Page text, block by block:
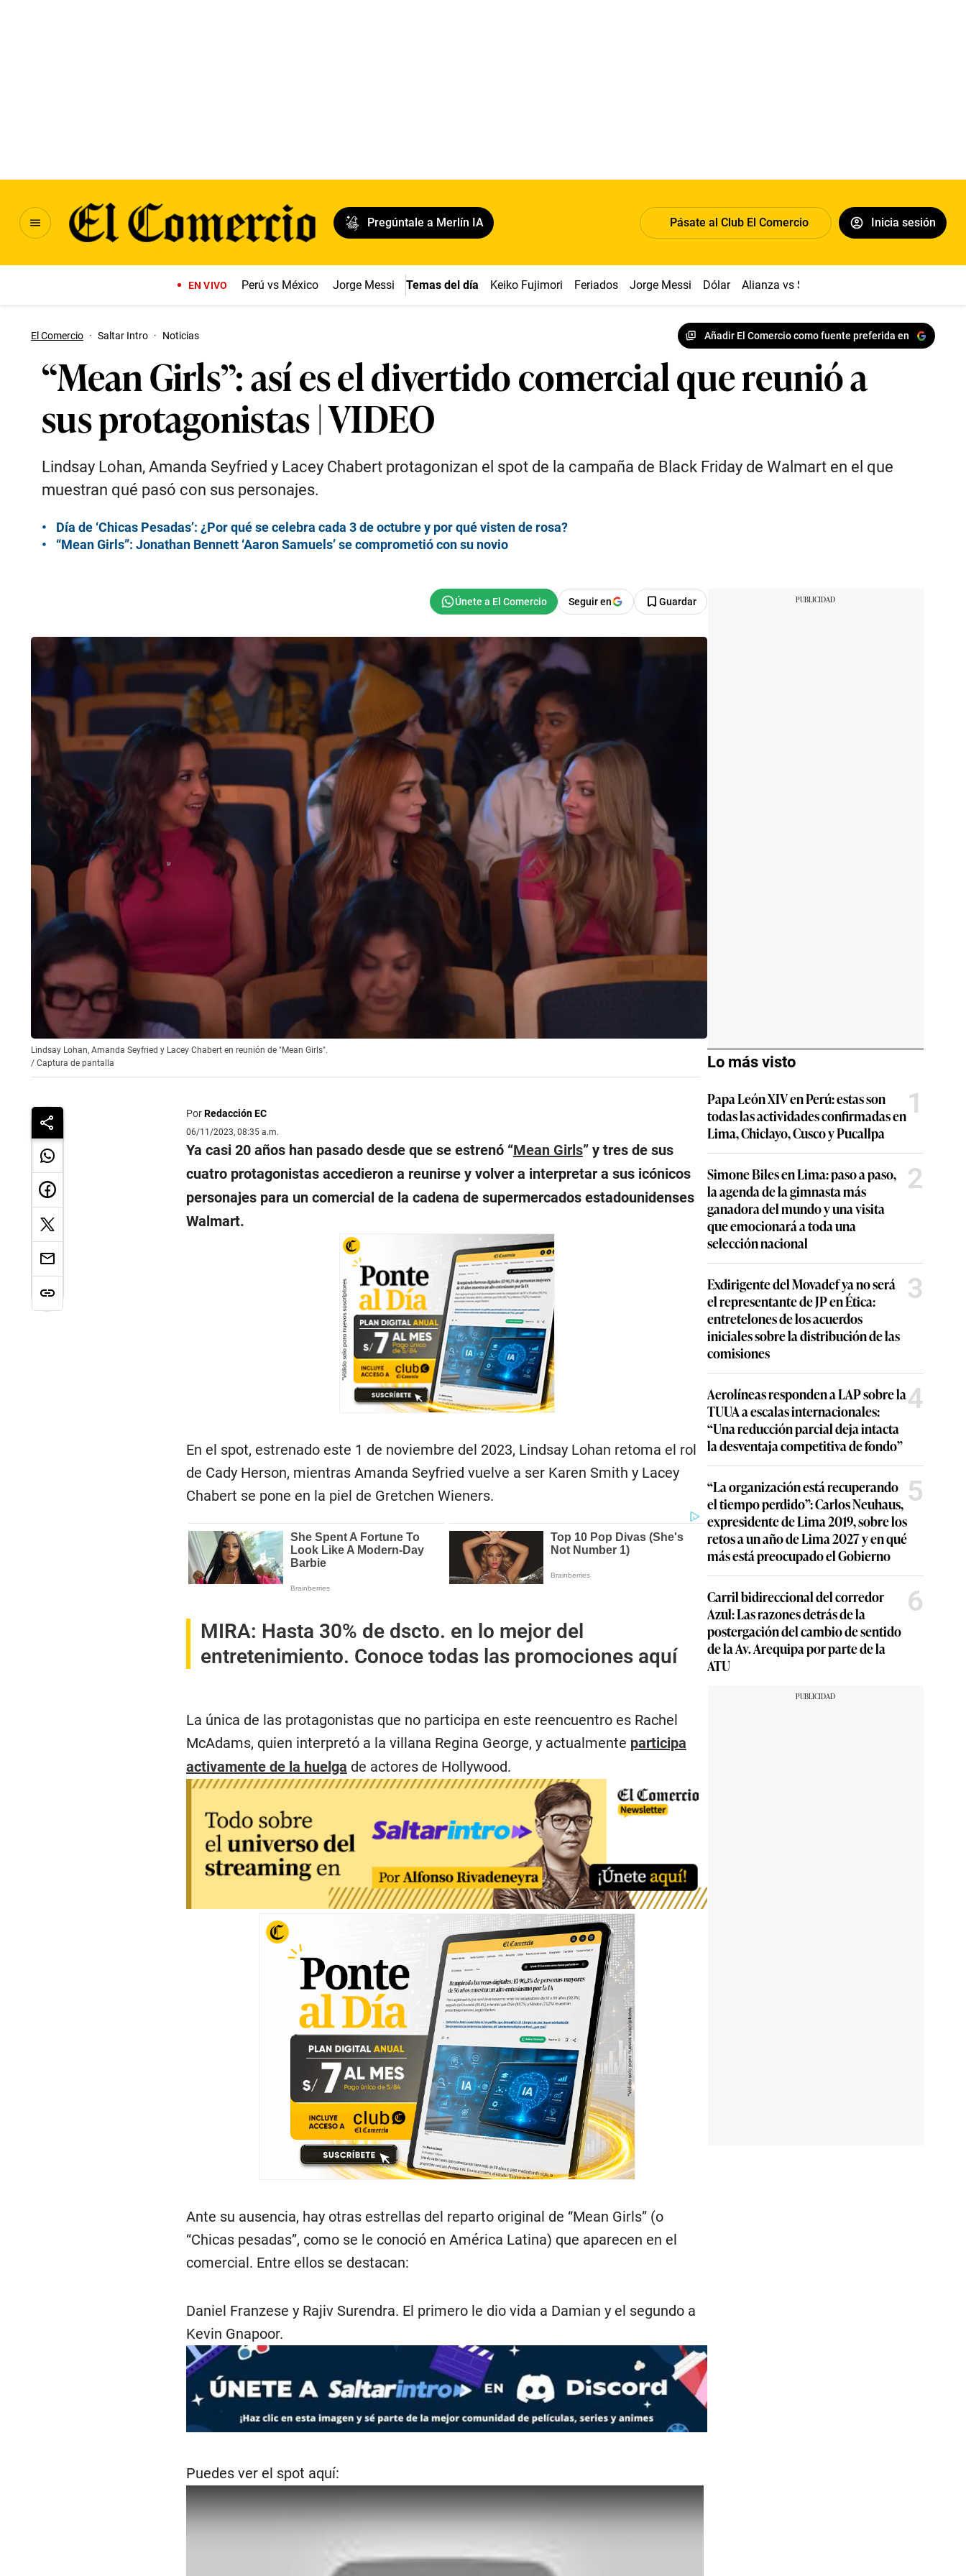
Pregúntale a Merlín IA Pásate al Club El Comercio Inicia sesión
EN VIVO Perú vs México Jorge Messi Temas del día Keiko Fujimori Feriados Jorge Messi Dólar Alianza vs Sport Boys
El Comercio · Saltar Intro · Noticias Añadir El Comercio como fuente preferida en
“Mean Girls”: así es el divertido comercial que reunió a
sus protagonistas | VIDEO
Lindsay Lohan, Amanda Seyfried y Lacey Chabert protagonizan el spot de la campaña de Black Friday de Walmart en el que
muestran qué pasó con sus personajes.
Día de ‘Chicas Pesadas’: ¿Por qué se celebra cada 3 de octubre y por qué visten de rosa?
“Mean Girls”: Jonathan Bennett ‘Aaron Samuels’ se comprometió con su novio
Seguir en Guardar
Lindsay Lohan, Amanda Seyfried y Lacey Chabert en reunión de "Mean Girls".
/ Captura de pantalla
PorRedacción EC
06/11/2023, 08:35 a.m.
Ya casi 20 años han pasado desde que se estrenó “Mean Girls” y tres de sus
cuatro protagonistas accedieron a reunirse y volver a interpretar a sus icónicos
personajes para un comercial de la cadena de supermercados estadounidenses
Walmart.
En el spot, estrenado este 1 de noviembre del 2023, Lindsay Lohan retoma el rol
de Cady Herson, mientras Amanda Seyfried vuelve a ser Karen Smith y Lacey
Chabert se pone en la piel de Gretchen Wieners.
MIRA: Hasta 30% de dscto. en lo mejor del
entretenimiento. Conoce todas las promociones aquí
La única de las protagonistas que no participa en este reencuentro es Rachel
McAdams, quien interpretó a la villana Regina George, y actualmente participa
activamente de la huelga de actores de Hollywood.
Ante su ausencia, hay otras estrellas del reparto original de “Mean Girls” (o
“Chicas pesadas”, como se le conoció en América Latina) que aparecen en el
comercial. Entre ellos se destacan:
Daniel Franzese y Rajiv Surendra. El primero le dio vida a Damian y el segundo a
Kevin Gnapoor.
Puedes ver el spot aquí:
Lo más visto
Papa León XIV en Perú: estas son
todas las actividades confirmadas en
Lima, Chiclayo, Cusco y Pucallpa
1
Simone Biles en Lima: paso a paso,
la agenda de la gimnasta más
ganadora del mundo y una visita
que emocionará a toda una
selección nacional
2
Exdirigente del Movadef ya no será
el representante de JP en Ética:
entretelones de los acuerdos
iniciales sobre la distribución de las
comisiones
3
Aerolíneas responden a LAP sobre la
TUUA a escalas internacionales:
“Una reducción parcial deja intacta
la desventaja competitiva de fondo”
4
“La organización está recuperando
el tiempo perdido”: Carlos Neuhaus,
expresidente de Lima 2019, sobre los
retos a un año de Lima 2027 y en qué
más está preocupado el Gobierno
5
Carril bidireccional del corredor
Azul: Las razones detrás de la
postergación del cambio de sentido
de la Av. Arequipa por parte de la
ATU
6